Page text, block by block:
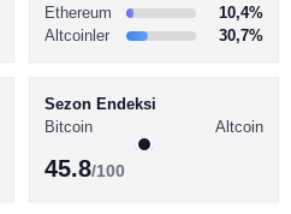
Ethereum
10,4%
Altcoinler
30,7%
Sezon Endeksi
Bitcoin
Altcoin
45.8/100